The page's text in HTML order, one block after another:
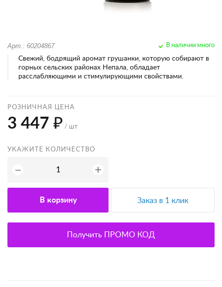
Арт.: 60204867 В наличии много
Свежий, бодрящий аромат грушанки, которую собирают в
горных сельских районах Непала, обладает
расслабляющими и стимулирующими свойствами.
РОЗНИЧНАЯ ЦЕНА
3 447 ₽ / шт
УКАЖИТЕ КОЛИЧЕСТВО
− +
В корзину Заказ в 1 клик
Получить ПРОМО КОД